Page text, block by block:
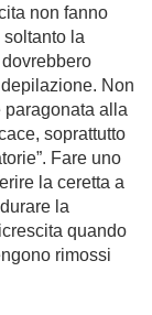
non fanno
la
Non
alla
soprattutto
Fare uno
la ceretta a
la
quando
rimossi